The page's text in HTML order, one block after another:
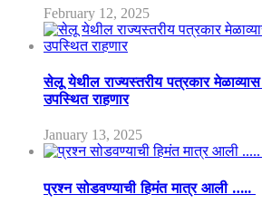
February 12, 2025
सेलू येथील राज्यस्तरीय पत्रकार
उपस्थित राहणार
January 13, 2025
प्रश्न सोडवण्याची हिमंत मात्र आली …..